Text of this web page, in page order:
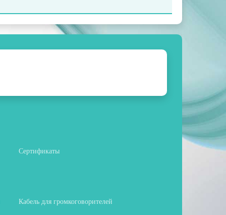
Сертификаты
Кабель для громкоговорителей